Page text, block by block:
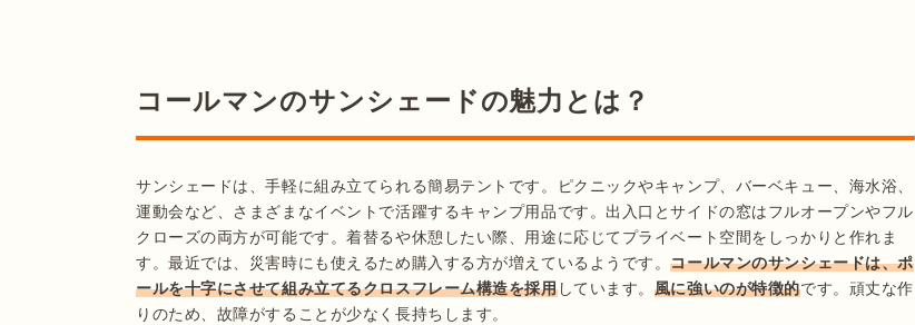
コールマンのサンシェードの魅力とは？
サンシェードは、手軽に組み立てられる簡易テントです。ピクニックやキャンプ、バーベキュー、海水浴、
運動会など、さまざまなイベントで活躍するキャンプ用品です。出入口とサイドの窓はフルオープンやフル
クローズの両方が可能です。着替るや休憩したい際、用途に応じてプライベート空間をしっかりと作れま
す。最近では、災害時にも使えるため購入する方が増えているようです。コールマンのサンシェードは、ポ
ールを十字にさせて組み立てるクロスフレーム構造を採用しています。 風に強いのが特徴的です。頑丈な作
りのため、故障がすることが少なく長持ちします。